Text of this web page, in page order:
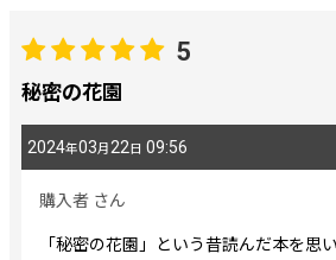
5
秘密の花園
2024年03月 22 日 09:56
購入者 さん
「秘密の花園」という昔読んだ本を思